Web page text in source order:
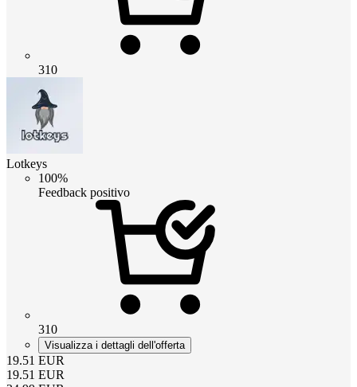
310
Lotkeys
100%
Feedback positivo
310
Visualizza i dettagli dell'offerta
19.51 EUR
19.51 EUR